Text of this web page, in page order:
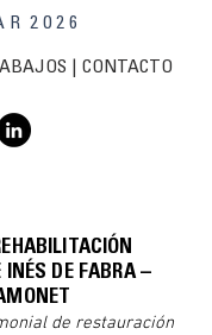
| CONTACTO
R 2 0 2 6
INÉS DE FABRA –
de restauración